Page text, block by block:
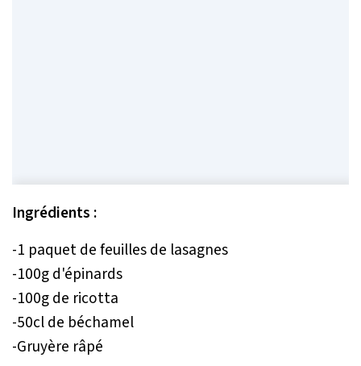
Ingrédients :
-1 paquet de feuilles de lasagnes
-100g d'épinards
-100g de ricotta
-50cl de béchamel
-Gruyère râpé